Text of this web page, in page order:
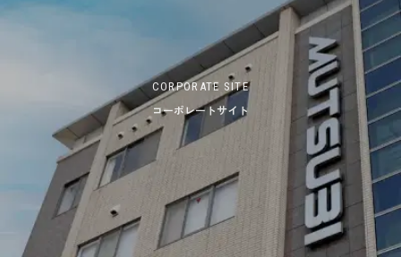
CORPORATE SITE
コーポレートサイト